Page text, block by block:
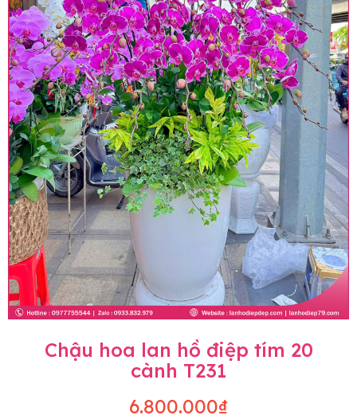
Chậu hoa lan hồ điệp tím 20
cành T231
6.800.000₫